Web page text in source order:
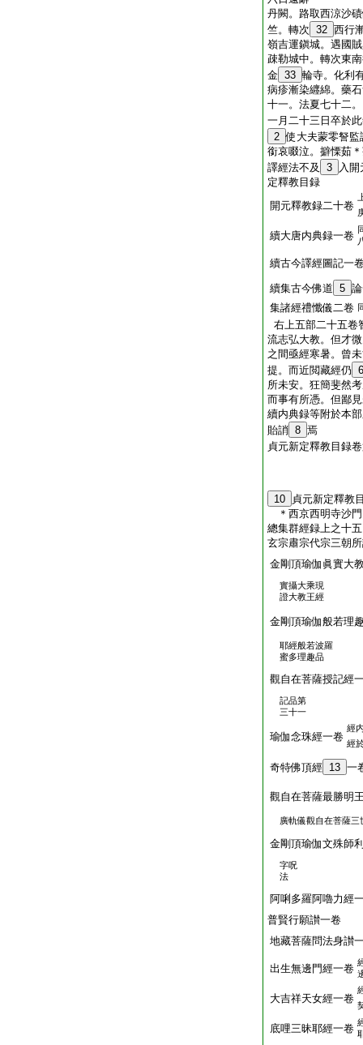
丹闕。路取西涼沙
竺。轉次 32 西行
嶺吉運鎭城。遇國
疎勒城中。轉次東
金 33 輪寺。化利
病疹漸染纒綿。藥
十一。法夏七十二
一月二十三日卒於
2 使大夫蒙零詧
銜哀啜泣。擗慄茹
譯經法不及
3
入
定釋教目録
開元釋教録二十卷
續大唐内典録一卷
續古今譯經圖記一
續集古今佛道 5
集諸經禮懺儀二卷
右上五部二十五卷
流志弘大教。但才
之間亟經寒暑。曾
提。而近閲藏經仍 6
所未安。狂簡斐然
而事有所憑。但鄙
續内典録等附於本
貽誚 8 焉
貞元新定釋教目録
10
貞元新定釋教
＊西京西明寺沙
總集群經録上之十五
玄宗肅宗代宗三朝
金剛頂瑜伽眞實大
實攝大乘現
證大教王經
金剛頂瑜伽般若理
耶經般若波羅
蜜多理趣品
觀自在菩薩授記經
記品第
三十一
瑜伽念珠經一卷
經
經
奇特佛頂經 13 一
觀自在菩薩最勝明
廣軌儀觀自在菩薩
金剛頂瑜伽文殊師
字呪
法
阿唎多羅阿嚕力經
普賢行願讃一卷
地藏菩薩問法身讃
出生無邊門經一卷
大吉祥天女經一卷
底哩三昧耶經一卷